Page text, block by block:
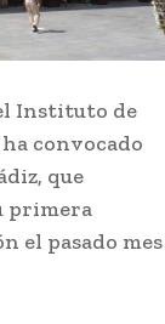
Instituto de
convocado
que
primera
el pasado mes